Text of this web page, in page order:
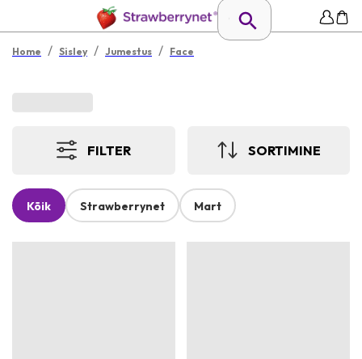
Home / Sisley / Jumestus / Face
FILTER SORTIMINE
Kõik Strawberrynet Mart